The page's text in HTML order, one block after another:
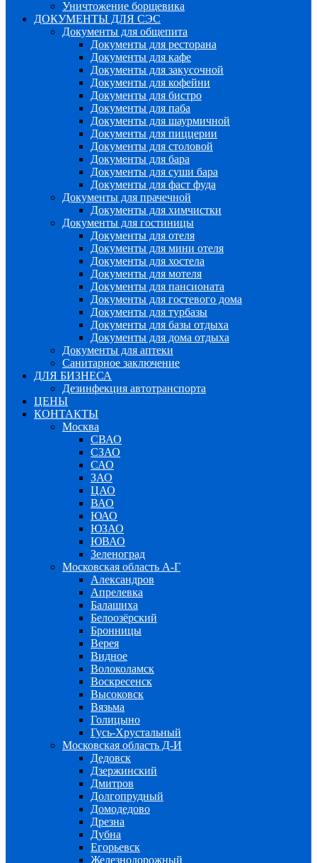
Уничтожение борщевика
ДОКУМЕНТЫ ДЛЯ СЭС
Документы для общепита
Документы для ресторана
Документы для кафе
Документы для закусочной
Документы для кофейни
Документы для бистро
Документы для паба
Документы для шаурмичной
Документы для пиццерии
Документы для столовой
Документы для бара
Документы для суши бара
Документы для фаст фуда
Документы для прачечной
Документы для химчистки
Документы для гостиницы
Документы для отеля
Документы для мини отеля
Документы для хостела
Документы для мотеля
Документы для пансионата
Документы для гостевого дома
Документы для турбазы
Документы для базы отдыха
Документы для дома отдыха
Документы для аптеки
Санитарное заключение
ДЛЯ БИЗНЕСА
Дезинфекция автотранспорта
ЦЕНЫ
КОНТАКТЫ
Москва
СВАО
СЗАО
САО
ЗАО
ЦАО
ВАО
ЮАО
ЮЗАО
ЮВАО
Зеленоград
Московская область А-Г
Александров
Апрелевка
Балашиха
Белоозёрский
Бронницы
Верея
Видное
Волоколамск
Воскресенск
Высоковск
Вязьма
Голицыно
Гусь-Хрустальный
Московская область Д-И
Дедовск
Дзержинский
Дмитров
Долгопрудный
Домодедово
Дрезна
Дубна
Егорьевск
Железнодорожный